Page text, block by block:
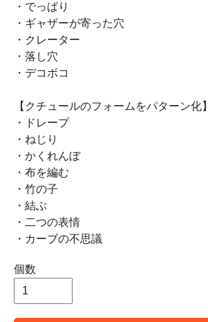
・でっぱり
・ギャザーが寄った穴
・クレーター
・落し穴
・デコボコ
【クチュールのフォームをパターン化】
・ドレープ
・ねじり
・かくれんぼ
・布を編む
・竹の子
・結ぶ
・二つの表情
・カーブの不思議
個数